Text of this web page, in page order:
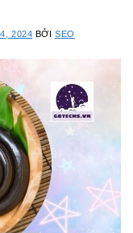
2024 BỞISEO